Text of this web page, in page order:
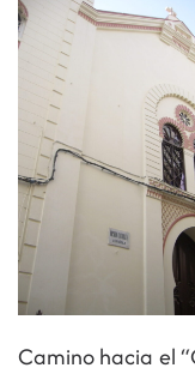
Camino hacia el